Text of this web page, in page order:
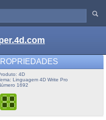
4D
Linguagem 4D Write Pro
1692